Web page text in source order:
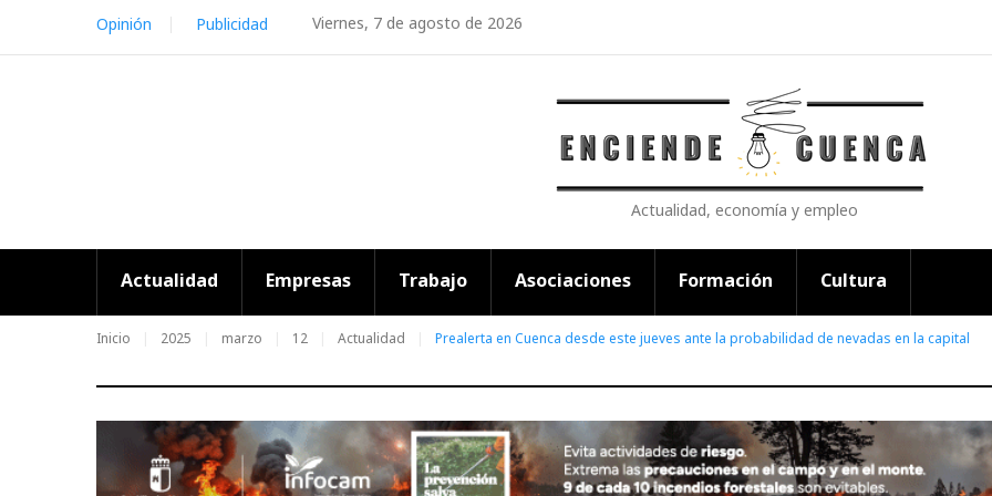
content
Viernes, 7 de agosto de 2026
Opinión Publicidad
Actualidad, economía y empleo
Actualidad Empresas Trabajo Asociaciones Formación Cultura
Inicio 2025 marzo 12 Actualidad Prealerta en Cuenca desde este jueves ante la probabilidad de nevadas en la capital